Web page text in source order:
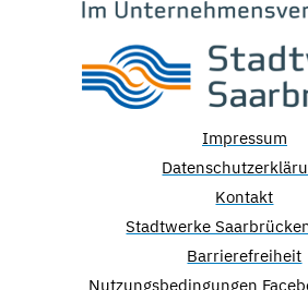
Impressum
Kontakt
Stadtwerke
Barrierefreiheit
Nutzungsbedingungen